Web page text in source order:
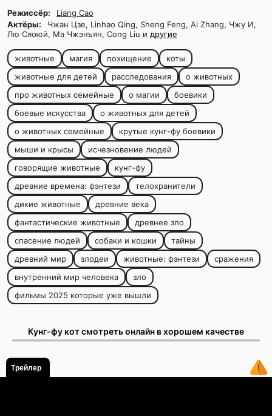
Режиссёр:
Liang Cao
Актёры:
Чжан Цзе, Linhao Qing, Sheng Feng, Ai Zhang, Чжу И,
Лю Сяоюй, Ма Чжэнъян, Cong Liu и другие
животные магия похищение
коты
животные для детей
расследования
о животных
про животных семейные
о магии
боевики
боевые искусства
о животных для детей
о животных семейные
крутые кунг-фу боевики
мыши и крысы
исчезновение людей
говорящие животные
кунг-фу
древние времена: фэнтези
телохранители
дикие животные
древние века
фантастические животные
древнее зло
спасение людей
собаки и кошки
тайны
древний мир
злодеи животные: фэнтези
сражения
внутренний мир человека
зло
фильмы 2025 которые уже вышли
Кунг-фу кот смотреть онлайн в хорошем качестве
Трейлер